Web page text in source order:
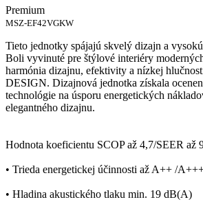
Premium
MSZ-EF42VGKW
Tieto jednotky spájajú skvelý dizajn a
Boli vyvinuté pre štýlové interiéry
harmónia dizajnu, efektivity a nízkej
DESIGN. Dizajnová jednotka získala
technológie na úsporu energetických
elegantného dizajnu.
Hodnota koeficientu SCOP až 4,7/SEER až
• Trieda energetickej účinnosti až A++ /
• Hladina akustického tlaku min. 19 dB(A)